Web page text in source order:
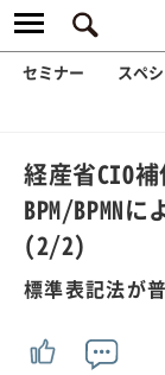
セミナー スペ
経産省CIO
BPM/BPMN
(2/2)
標準表記法が